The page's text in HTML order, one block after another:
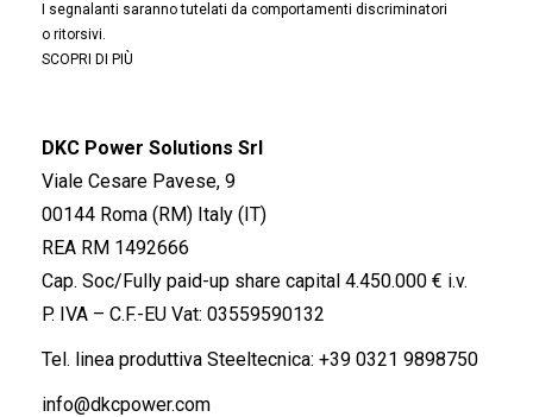
I segnalanti saranno tutelati da comportamenti discriminatori
o ritorsivi.
SCOPRI DI PIÙ
DKC Power Solutions Srl
Viale Cesare Pavese, 9
00144 Roma (RM) Italy (IT)
REA RM 1492666
Cap. Soc/Fully paid-up share capital 4.450.000 € i.v.
P. IVA – C.F.-EU Vat: 03559590132
Tel. linea produttiva Steeltecnica: +39 0321 9898750
info@dkcpower.com